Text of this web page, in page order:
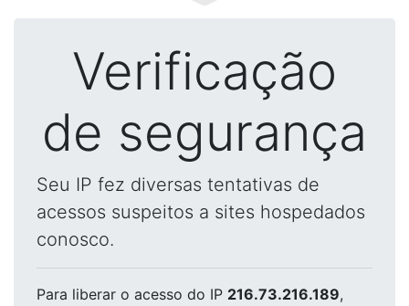
Verificação
de segurança
Seu IP fez diversas tentativas de
acessos suspeitos a sites hospedados
conosco.
Para liberar o acesso do IP 216.73.216.189,